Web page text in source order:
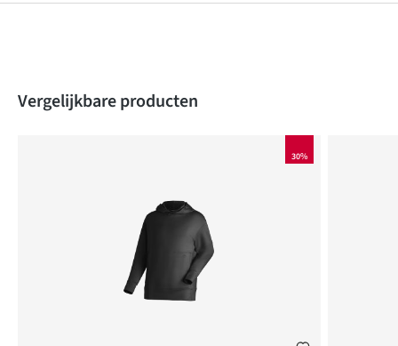
Produktgalerie überspringen
Vergelijkbare producten
30%